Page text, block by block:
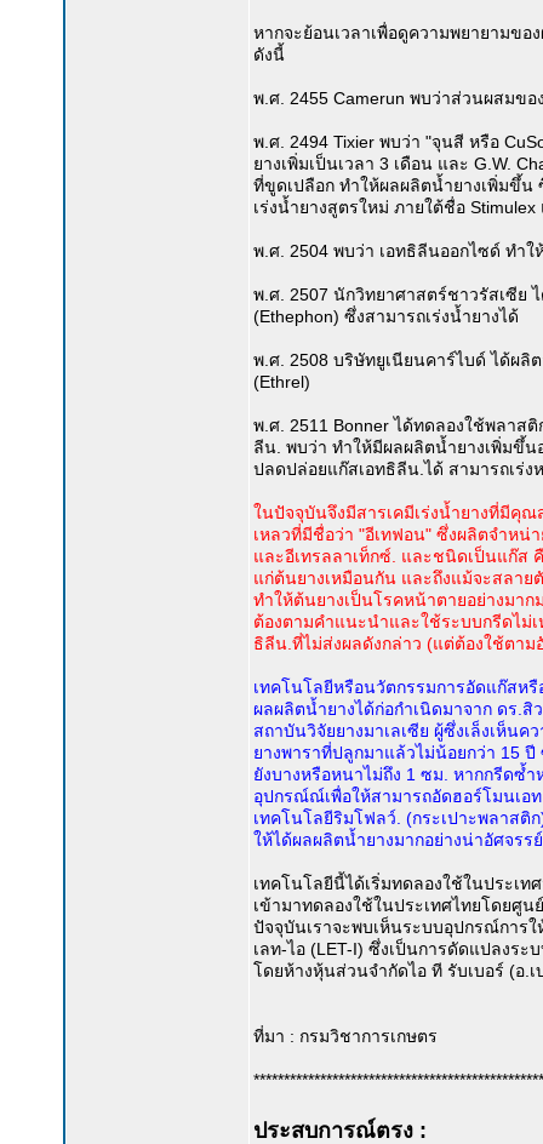
หากจะย้อนเวลาเพื่อดูความพยายามขอ
ดังนี้
พ.ศ. 2455 Camerun พบว่าส่วนผสมขอ
พ.ศ. 2494 Tixier พบว่า "จุนสี หรือ
ยางเพิ่มเป็นเวลา 3 เดือน และ G.W.
ที่ขูดเปลือก ทำให้ผลผลิตน้ำยางเพิ่มขึ้น
เร่งน้ำยางสูตรใหม่ ภายใต้ชื่อ
พ.ศ. 2504 พบว่า เอทธิลีนออกไซด์ ทำ
พ.ศ. 2507 นักวิทยาศาสตร์ชาวรัสเซีย
(Ethephon) ซึ่งสามารถเร่งน้ำยางได้
พ.ศ. 2508 บริษัทยูเนียนคาร์ไบด์ ได้ผลิ
(Ethrel)
พ.ศ. 2511 Bonner ได้ทดลองใช้พลาส
ลีน. พบว่า ทำให้มีผลผลิตน้ำยางเพิ่มขึ้
ปลดปล่อยแก๊สเอทธิลีน.ได้ สามารถเร่ง
ในปัจจุบันจึงมีสารเคมีเร่งน้ำยางที่มีคุ
เหลวที่มีชื่อว่า "อีเทฟอน" ซึ่งผลิตจำหน่
และอีเทรลลาเท็กซ์. และชนิดเป็นแก๊ส
แก่ต้นยางเหมือนกัน และถึงแม้จะสลาย
ทำให้ต้นยางเป็นโรคหน้าตายอย่างมาก
ต้องตามคำแนะนำและใช้ระบบกรีดไม่
ธิลีน.ที่ไม่ส่งผลดังกล่าว (แต่ต้องใช้ตา
เทคโนโลยีหรือนวัตกรรมการอัดแก๊สห
ผลผลิตน้ำยางได้ก่อกำเนิดมาจาก ดร.
สถาบันวิจัยยางมาเลเซีย ผู้ซึ่งเล็งเห็น
ยางพาราที่ปลูกมาแล้วไม่น้อยกว่า 15
ยังบางหรือหนาไม่ถึง 1 ซม. หากกรีดซ้
อุปกรณ์ณ์เพื่อให้สามารถอัดฮอร์โมนเอ
เทคโนโลยีริมโฟลว์. (กระเปาะพลาสติ
ให้ได้ผลผลิตน้ำยางมากอย่างน่าอัศจรรย์
เทคโนโลยีนี้ได้เริ่มทดลองใช้ในประเ
เข้ามาทดลองใช้ในประเทศไทยโดยศู
ปัจจุบันเราจะพบเห็นระบบอุปกรณ์การ
เลท-ไอ (LET-I) ซึ่งเป็นการดัดแปลงร
โดยห้างหุ้นส่วนจำกัดไอ ที รับเบอร์ (อ.เ
ที่มา : กรมวิชาการเกษตร
ประสบการณ์ตรง :